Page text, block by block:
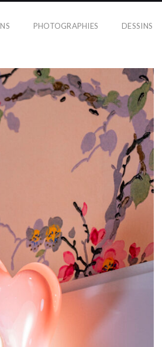
PHOTOGRAPHIES DESSINS